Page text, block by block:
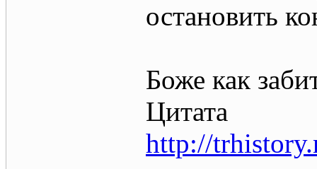
остановить
Боже как
Цитата
http://